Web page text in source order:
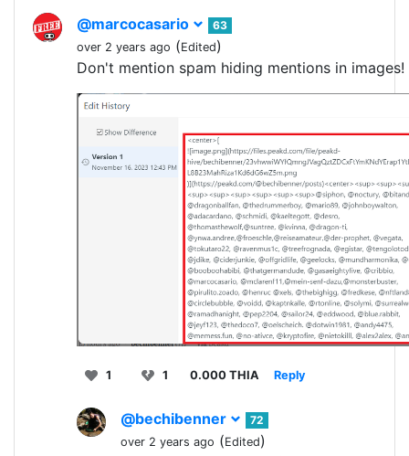
@marcocasario
63
over 2 years ago (Edited)
Don't mention spam hiding mentions in images!
1 1 0.000 THIA Reply
@bechibenner
72
over 2 years ago (Edited)